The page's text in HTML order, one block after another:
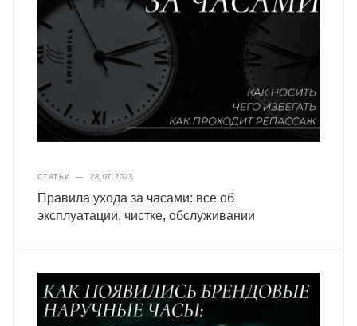
СТАТЬИ — 28.07.2023
Правила ухода за часами: все об
эксплуатации, чистке, обслуживании